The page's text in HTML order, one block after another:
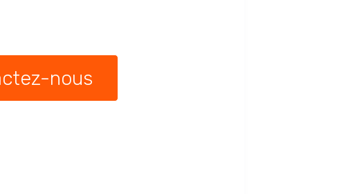
nous